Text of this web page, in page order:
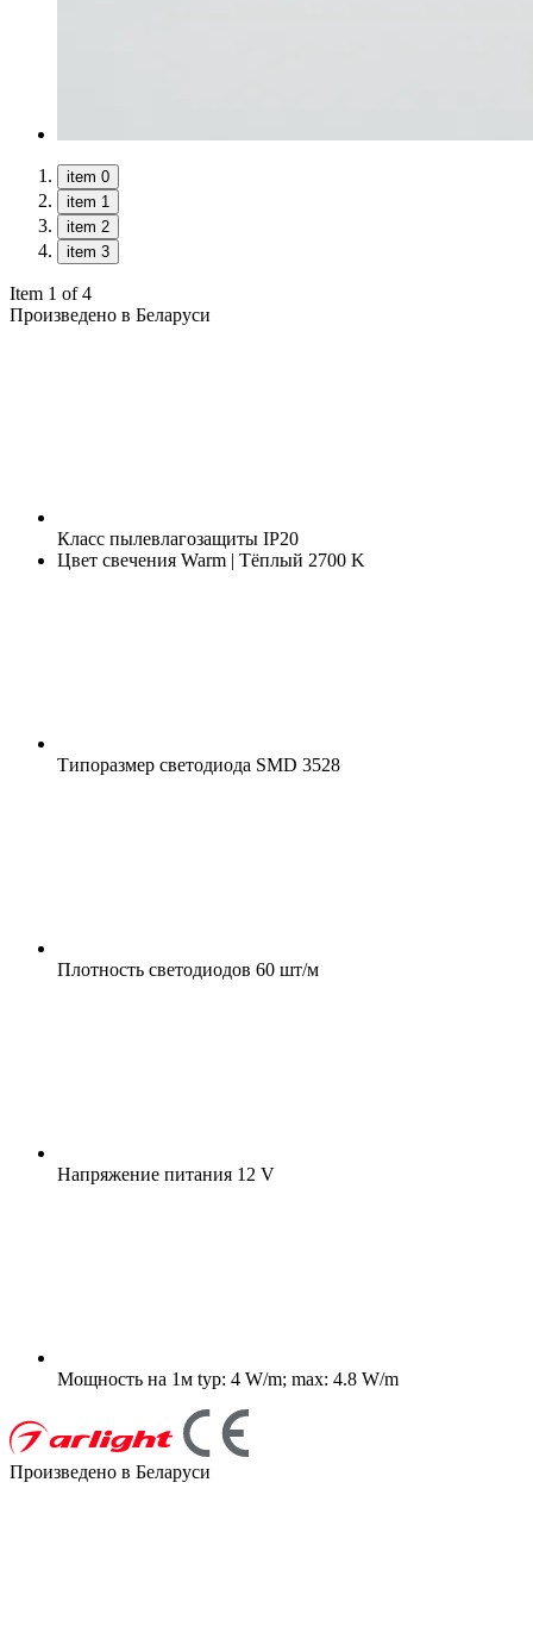
item 0
item 1
item 2
item 3
Item 1 of 4
Произведено в Беларуси
Класс пылевлагозащиты IP20
Цвет свечения Warm | Тёплый 2700 K
Типоразмер светодиода SMD 3528
Плотность светодиодов 60 шт/м
Напряжение питания 12 V
Мощность на 1м typ: 4 W/m; max: 4.8 W/m
Произведено в Беларуси